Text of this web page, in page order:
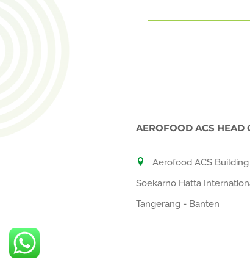
AEROFOOD ACS HEAD
Aerofood ACS Building
Soekarno Hatta
Tangerang - Banten